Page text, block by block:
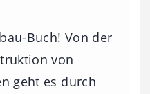
Buch! Von der
von
geht es durch